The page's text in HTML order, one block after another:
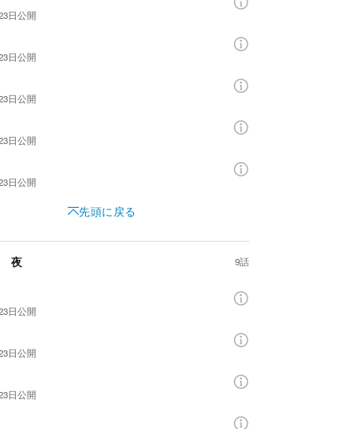
日公開
日公開
日公開
日公開
日公開
先頭に戻る
夜 9話
日公開
日公開
日公開